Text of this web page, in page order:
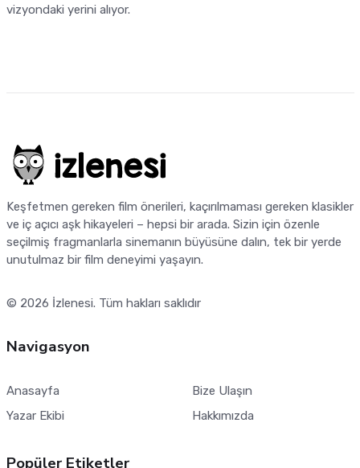
vizyondaki yerini alıyor.
Keşfetmen gereken film önerileri, kaçırılmaması gereken klasikler
ve iç açıcı aşk hikayeleri – hepsi bir arada. Sizin için özenle
seçilmiş fragmanlarla sinemanın büyüsüne dalın, tek bir yerde
unutulmaz bir film deneyimi yaşayın.
© 2026 İzlenesi. Tüm hakları saklıdır
Navigasyon
Anasayfa
Yazar Ekibi
Bize Ulaşın
Hakkımızda
Popüler Etiketler